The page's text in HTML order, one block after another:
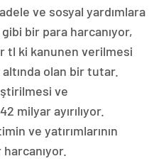
ve sosyal yardımlara
bir para harcanıyor,
tl ki kanunen verilmesi
olan bir tutar.
ve
milyar ayırılıyor.
ve yatırımlarının